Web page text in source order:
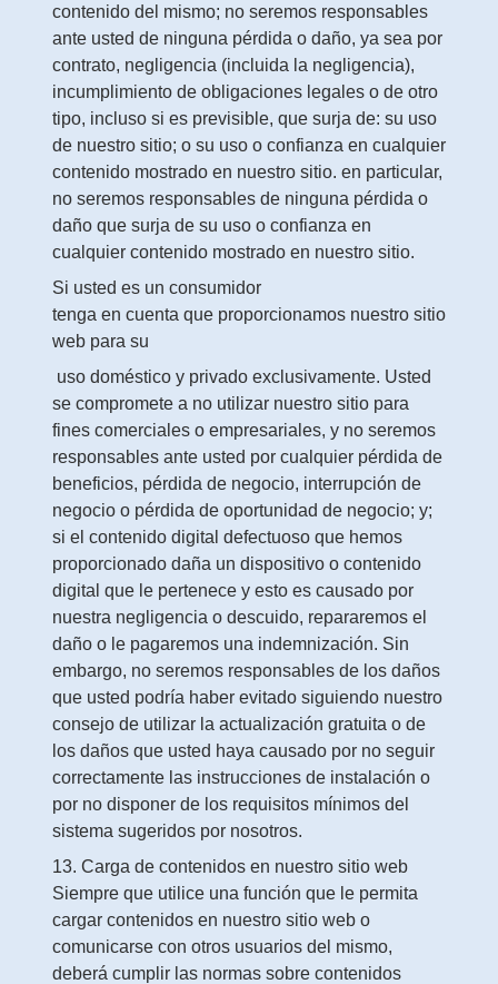
contenido del mismo; no seremos responsables
ante usted de ninguna pérdida o daño, ya sea por
contrato, negligencia (incluida la negligencia),
incumplimiento de obligaciones legales o de otro
tipo, incluso si es previsible, que surja de: su uso
de nuestro sitio; o su uso o confianza en cualquier
contenido mostrado en nuestro sitio. en particular,
no seremos responsables de ninguna pérdida o
daño que surja de su uso o confianza en
cualquier contenido mostrado en nuestro sitio.
Si usted es un consumidor
tenga en cuenta que proporcionamos nuestro sitio
web para su
uso doméstico y privado exclusivamente. Usted
se compromete a no utilizar nuestro sitio para
fines comerciales o empresariales, y no seremos
responsables ante usted por cualquier pérdida de
beneficios, pérdida de negocio, interrupción de
negocio o pérdida de oportunidad de negocio; y;
si el contenido digital defectuoso que hemos
proporcionado daña un dispositivo o contenido
digital que le pertenece y esto es causado por
nuestra negligencia o descuido, repararemos el
daño o le pagaremos una indemnización. Sin
embargo, no seremos responsables de los daños
que usted podría haber evitado siguiendo nuestro
consejo de utilizar la actualización gratuita o de
los daños que usted haya causado por no seguir
correctamente las instrucciones de instalación o
por no disponer de los requisitos mínimos del
sistema sugeridos por nosotros.
13. Carga de contenidos en nuestro sitio web
Siempre que utilice una función que le permita
cargar contenidos en nuestro sitio web o
comunicarse con otros usuarios del mismo,
deberá cumplir las normas sobre contenidos